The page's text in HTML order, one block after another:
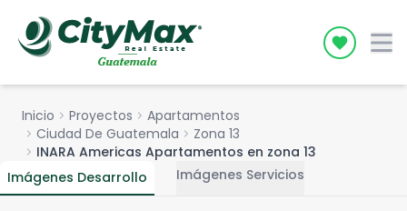
Icon
Inicio chevron_right Proyectos chevron_right Apartamentos
chevron_right Ciudad De Guatemala chevron_right Zona 13
chevron_right INARA Americas Apartamentos en zona 13
Imágenes Desarrollo
Imágenes Servicios